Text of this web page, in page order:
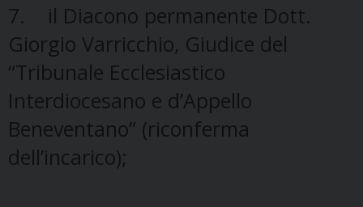
7. il Diacono permanente Dott.
Giorgio Varricchio, Giudice del
“Tribunale Ecclesiastico
Interdiocesano e d’Appello
Beneventano” (riconferma
dell’incarico);